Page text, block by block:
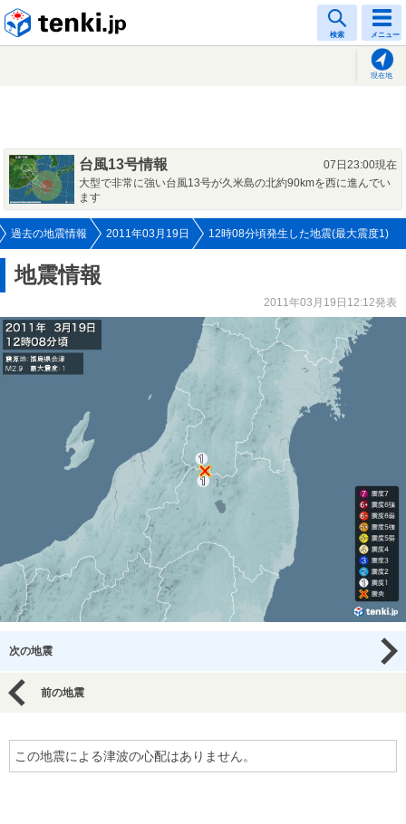
検索 メニュー
現在地
台風13号情報
07日23:00現在
大型で非常に強い台風13号が久米島の北約90kmを西に進んでい
ます
過去の地震情報 2011年03月19日 12時08分頃発生した地震(最大震度1)
地震情報
2011年03月19日12:12発表
次の地震
前の地震
この地震による津波の心配はありません。